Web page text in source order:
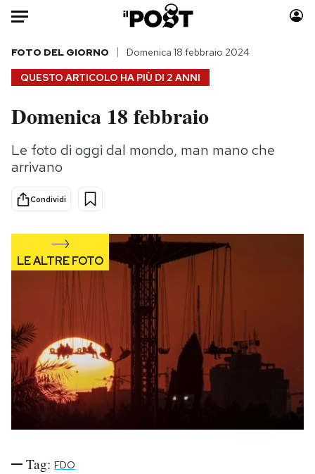
Auto
HOME
Italia
Politica
Internet
Cultura
Economia
Sport
Moda
Consumismi
Europa
Altrecose
PODCAST
NEWSLETTER
QUESTO ARTICOLO HA PIÙ DI 2 ANNI
FOTO DEL GIORNO Domenica 18 febbraio 2024
Domenica 18 febbraio
Le foto di oggi dal mondo, man mano che
arrivano
Condividi
Tag: FDO